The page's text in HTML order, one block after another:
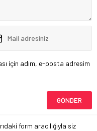
için adım, e-posta adresim
form aracılığıyla siz